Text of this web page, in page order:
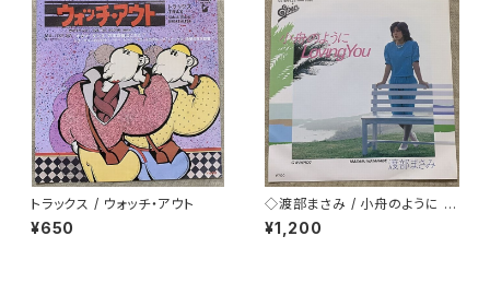
トラックス / ウォッチ・アウト
¥650
◇渡部まさみ / 小舟のように L
oving You
¥1,200